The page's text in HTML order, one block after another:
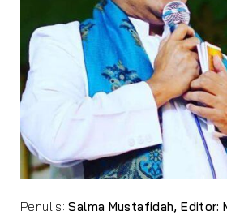
Penulis:Salma Mustafidah, Editor: